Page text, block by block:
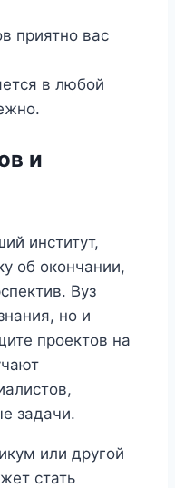
приятно вас
в любой
и
институт,
об окончании,
Вуз
но и
проектов на
задачи.
или другой
стать